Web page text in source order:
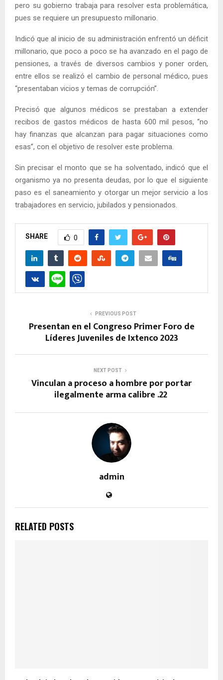
pero su gobierno trabaja para resolver esta problemática,
pues se requiere un presupuesto millonario.
Indicó que al inicio de su administración enfrentó un déficit
millonario, que poco a poco se ha avanzado en el pago de
pensiones, a través de diversos cambios y poner orden,
entre ellos se realizó el cambio de personal médico, pues
“presentaban vicios y temas de corrupción”.
Precisó que algunos médicos se prestaban a extender
recibos de gastos médicos de hasta 600 mil pesos, “no
hay finanzas que alcanzan para pagar situaciones como
esas”, con el objetivo de resolver este problema.
Sin precisar el monto que se ha solventado, indicó que el
organismo ya no presenta deudas, por lo que el siguiente
paso es el saneamiento y otorgar un mejor servicio a los
trabajadores en servicio, jubilados y pensionados.
SHARE 0
PREVIOUS POST
Presentan en el Congreso Primer Foro de
Líderes Juveniles de Ixtenco 2023
NEXT POST
Vinculan a proceso a hombre por portar
ilegalmente arma calibre .22
admin
RELATED POSTS